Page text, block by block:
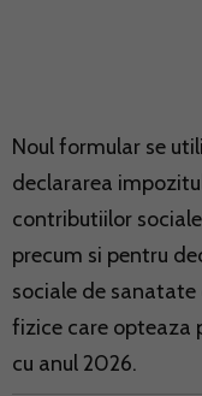
Noul formular se
declararea
contributiilor
precum si pentru
sociale de
fizice care opteaza
cu anul 2026.